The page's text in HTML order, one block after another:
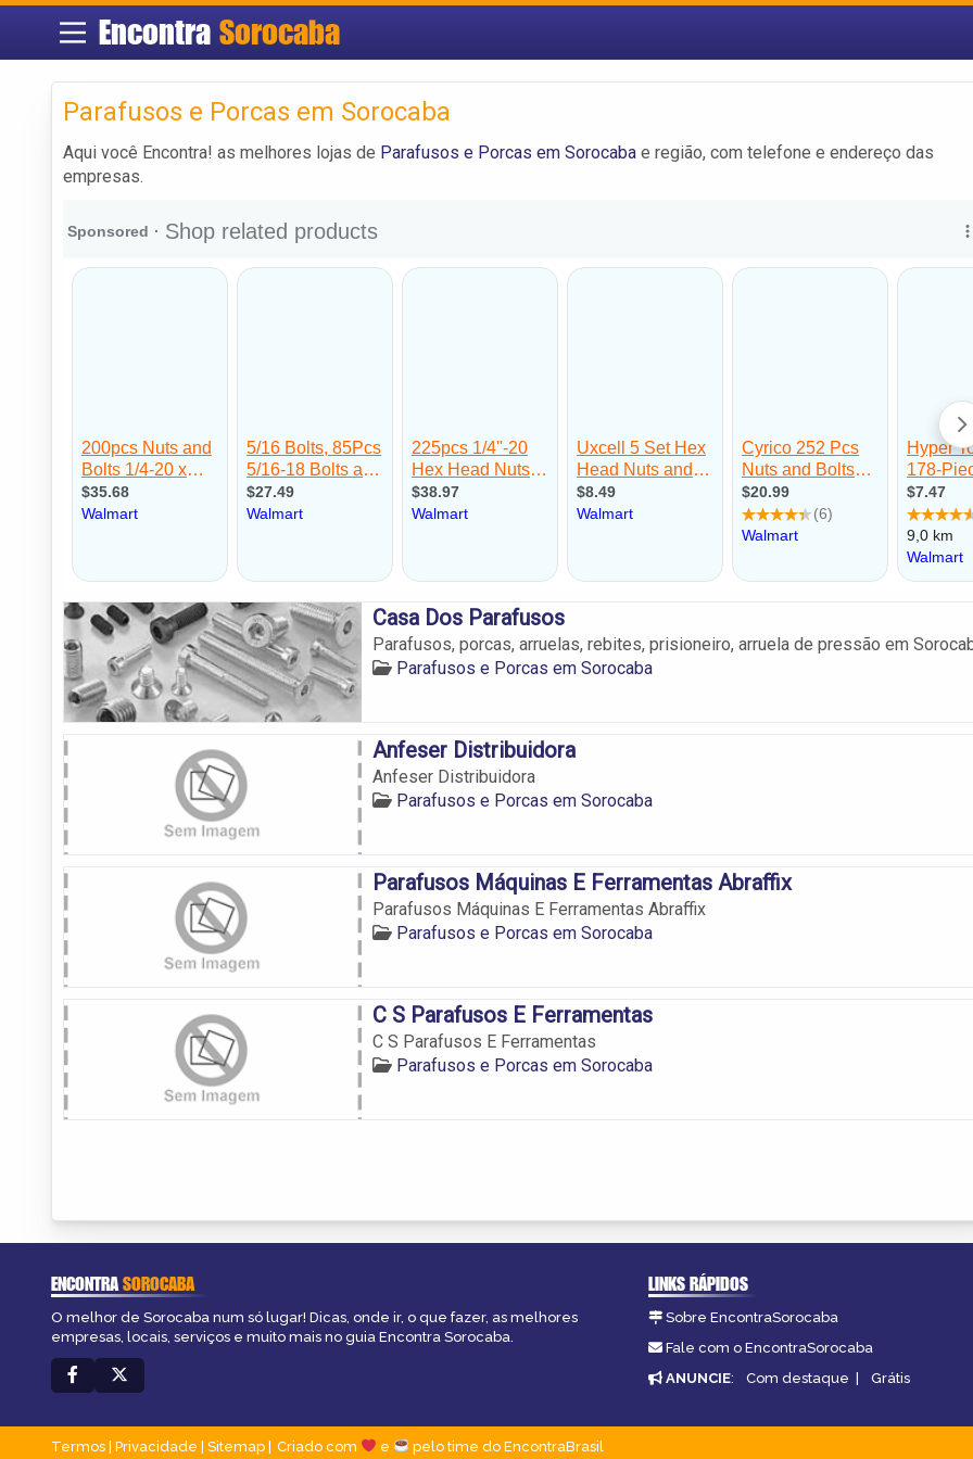
Encontra Sorocaba
Parafusos e Porcas em Sorocaba
Aqui você Encontra! as melhores lojas de Parafusos e Porcas em Sorocaba e região, com telefone e endereço das
empresas.
Casa Dos Parafusos
Parafusos, porcas, arruelas, rebites, prisioneiro, arruela de pressão em
Parafusos e Porcas em Sorocaba
Anfeser Distribuidora
Anfeser Distribuidora
Parafusos e Porcas em Sorocaba
Parafusos Máquinas E Ferramentas Abraffix
Parafusos Máquinas E Ferramentas Abraffix
Parafusos e Porcas em Sorocaba
C S Parafusos E Ferramentas
C S Parafusos E Ferramentas
Parafusos e Porcas em Sorocaba
ENCONTRASOROCABA
O melhor de Sorocaba num só lugar! Dicas, onde ir, o que fazer, as melhores
empresas, locais, serviços e muito mais no guia Encontra Sorocaba.
LINKS RÁPIDOS
Sobre EncontraSorocaba
Fale com o EncontraSorocaba
ANUNCIE: Com destaque | Grátis
Termos | Privacidade | Sitemap Criado com e pelo time do EncontraBrasil